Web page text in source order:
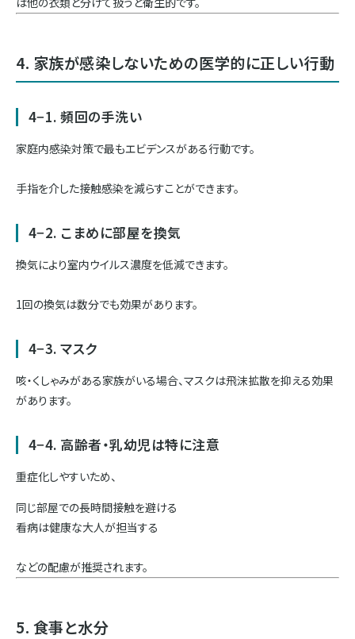
4. 家族が感染しないための医学的に正しい行動
4−1. 頻回の手洗い
家庭内感染対策で最もエビデンスがある行動です。
手指を介した接触感染を減らすことができます。
4−2. こまめに部屋を換気
換気により室内ウイルス濃度を低減できます。
1回の換気は数分でも効果があります。
4−3. マスク
咳・くしゃみがある家族がいる場合、マスクは飛沫拡散を抑える効果
があります。
4−4. 高齢者・乳幼児は特に注意
重症化しやすいため、
同じ部屋での長時間接触を避ける
看病は健康な大人が担当する
などの配慮が推奨されます。
5. 食事と水分